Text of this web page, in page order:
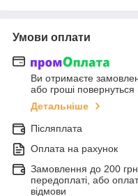
Умови оплати
Ви отримаєте
або гроші
Детальніше
Післяплата
Оплата на рахунок
Замовлення до 200
передоплаті, або
відмови